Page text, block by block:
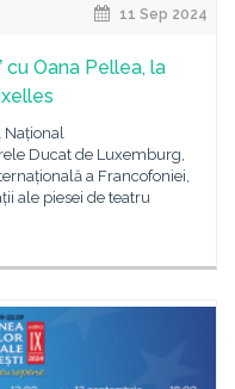
11 Sep 2024
Oana Pellea, la
Național
Ducat de Luxemburg,
a Francofoniei,
ale piesei de teatru